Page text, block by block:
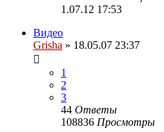
1.07.12 17:53
Видео
Grisha » 18.05.07 23:37
1
2
3
44 Ответы
108836 Просмотры